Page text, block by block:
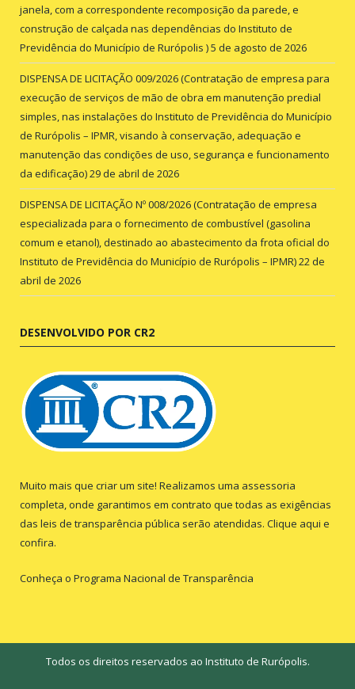
janela, com a correspondente recomposição da parede, e
construção de calçada nas dependências do Instituto de
Previdência do Município de Rurópolis )5 de agosto de 2026
DISPENSA DE LICITAÇÃO 009/2026 (Contratação de empresa para
execução de serviços de mão de obra em manutenção predial
simples, nas instalações do Instituto de Previdência do Município
de Rurópolis – IPMR, visando à conservação, adequação e
manutenção das condições de uso, segurança e funcionamento
da edificação)29 de abril de 2026
DISPENSA DE LICITAÇÃO Nº 008/2026 (Contratação de empresa
especializada para o fornecimento de combustível (gasolina
comum e etanol), destinado ao abastecimento da frota oficial do
Instituto de Previdência do Município de Rurópolis – IPMR)22 de
abril de 2026
DESENVOLVIDO POR CR2
Muito mais que criar um site! Realizamos uma assessoria
completa, onde garantimos em contrato que todas as exigências
das leis de transparência pública serão atendidas. Clique aqui e
confira.
Conheça o Programa Nacional de Transparência
Todos os direitos reservados ao Instituto de Rurópolis.